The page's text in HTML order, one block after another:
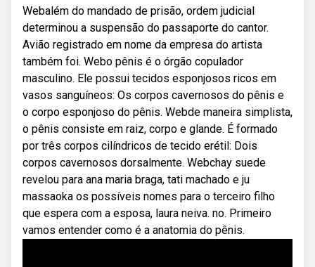
Webalém do mandado de prisão, ordem judicial
determinou a suspensão do passaporte do cantor.
Avião registrado em nome da empresa do artista
também foi. Webo pênis é o órgão copulador
masculino. Ele possui tecidos esponjosos ricos em
vasos sanguíneos: Os corpos cavernosos do pênis e
o corpo esponjoso do pênis. Webde maneira simplista,
o pênis consiste em raiz, corpo e glande. É formado
por três corpos cilíndricos de tecido erétil: Dois
corpos cavernosos dorsalmente. Webchay suede
revelou para ana maria braga, tati machado e ju
massaoka os possíveis nomes para o terceiro filho
que espera com a esposa, laura neiva. no. Primeiro
vamos entender como é a anatomia do pênis.